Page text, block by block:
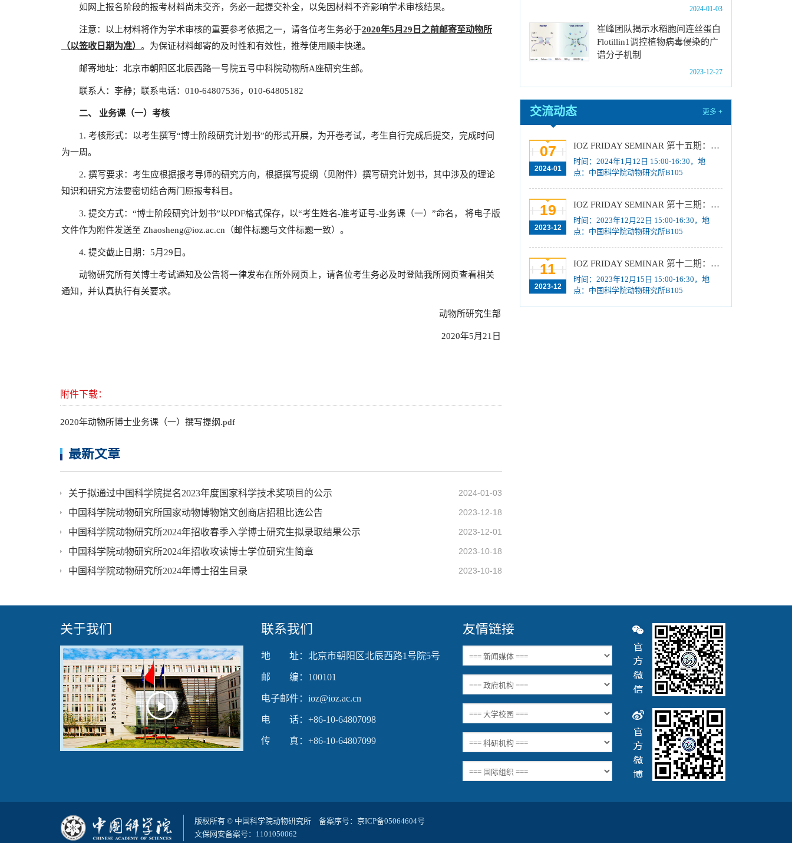
如网上报名阶段的报考材料尚未交齐，务必一起提交补全，以免因材料不齐影响学术审核结果。
注意：以上材料将作为学术审核的重要参考依据之一，请各位考生务必于2020年5月29 日之前邮寄至动物所
（以签收日期为准） 。为保证材料邮寄的及时性和有效性，推荐使用顺丰快递。
邮寄地址：北京市朝阳区北辰西路一号院五号中科院动物所A座研究生部。
联系人：李静；联系电话：010-64807536，010-64805182
二、 业务课（一）考核
1. 考核形式：以考生撰写“博士阶段研究计划书”的形式开展，为开卷考试，考生自行完成后提交，完成时间
为一周。
2. 撰写要求：考生应根据报考导师的研究方向，根据撰写提纲（见附件）撰写研究计划书，其中涉及的理论
知识和研究方法要密切结合两门原报考科目。
3. 提交方式：“博士阶段研究计划书”以PDF格式保存，以“考生姓名-准考证号-业务课（一）”命名， 将电子版
文件作为附件发送至 Zhaosheng@ioz.ac.cn（邮件标题与文件标题一致）。
4. 提交截止日期：5月29日。
动物研究所有关博士考试通知及公告将一律发布在所外网页上，请各位考生务必及时登陆我所网页查看相关
通知，并认真执行有关要求。
动物所研究生部
2020年5月21日
附件下载：
2020年动物所博士业务课（一）撰写提纲.pdf
最新文章
2024-01-03
关于拟通过中国科学院提名2023年度国家科学技术奖项目的公示
2023-12-18
中国科学院动物研究所国家动物博物馆文创商店招租比选公告
2023-12-01
中国科学院动物研究所2024年招收春季入学博士研究生拟录取结果公示
2023-10-18
中国科学院动物研究所2024年招收攻读博士学位研究生简章
2023-10-18
中国科学院动物研究所2024年博士招生目录
中国科学院动物研究所2024年招收春季入学博
士研究生拟录取结果公示[2023-12-01]
中国科学院动物研究所2024年招收攻读博士学
位研究生简章[2023-10-18]
2024年招收推荐免试硕士（含直博）研究生第
四批拟录取结果公示[2023-10-17]
关于2023年度中国科学院杰出科技成就奖的拟
推荐公示 [2023-10-16]
中国科学院动物研究所2024年推免生放弃拟录
取资格公示[2023-10-07]
2024-01-03
崔峰团队揭示水稻胞间连丝蛋白
Flotillin1调控植物病毒侵染的广
谱分子机制
2023-12-27
交流动态 更多 +
07
2024-01
IOZ FRIDAY SEMINAR 第十五期：Neuronal diversification, specification and function in the hypothalamus、本能行为调控的嗅觉神经编码机制
时间：2024年1月12日 15:00-16:30，地
点：中国科学院动物研究所B105
19
2023-12
IOZ FRIDAY SEMINAR 第十三期：上皮类器官系统构建之组织力的协调与细胞应答解析、利用表观基因组编辑技术调控基因表达
时间：2023年12月22日 15:00-16:30，地
点：中国科学院动物研究所B105
11
2023-12
IOZ FRIDAY SEMINAR 第十二期：动物月节律和年节律的奥秘探究、功能性毛细血管网络的体外构建及应用
时间：2023年12月15日 15:00-16:30，地
点：中国科学院动物研究所B105
关于我们
Play
Video
联系我们
地 址：北京市朝阳区北辰西路1号院5号
邮 编：100101
电子邮件：ioz@ioz.ac.cn
电 话：+86-10-64807098
传 真：+86-10-64807099
友情链接
版权所有 © 中国科学院动物研究所 备案序号： 京ICP备05064604号
文保网安备案号：1101050062